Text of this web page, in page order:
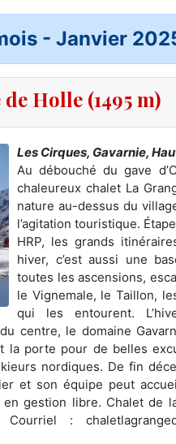
- Janvier
Holle (1495 m)
Les Cirques, Gavarnie,
Au débouché du gave
chaleureux chalet La
nature au-dessus du
l’agitation touristique.
HRP, les grands
hiver, c’est aussi une
toutes les ascensions,
le Vignemale, le Taillon,
qui les entourent.
centre, le domaine
la porte pour de belles
nordiques. De fin
et son équipe peut
gestion libre. Chalet de
Courriel :